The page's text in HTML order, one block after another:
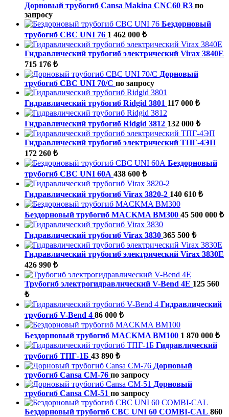
Дорновый трубогиб Cansa Makina CNC60 R3 по
запросу
Бездорновый
трубогиб CBC UNI 76 1 462 000 ₺
Гидравлический трубогиб электрический Virax 3840E
715 176 ₺
Дорновый
трубогиб CBC UNI 70/C по запросу
Гидравлический трубогиб Ridgid 3801 117 000 ₺
Гидравлический трубогиб Ridgid 3812 132 000 ₺
Гидравлический трубогиб электрический ТПГ-4ЭП
172 260 ₺
Бездорновый
трубогиб CBC UNI 60А 438 600 ₺
Гидравлический трубогиб Virax 3820-2 140 610 ₺
Бездорновый трубогиб MACKMA BM300 45 500 000 ₺
Гидравлический трубогиб Virax 3830 365 500 ₺
Гидравлический трубогиб электрический Virax 3830E
426 990 ₺
Трубогиб электрогидравлический V-Bend 4E 125 560
₺
Гидравлический
трубогиб V-Bend 4 86 000 ₺
Бездорновый трубогиб MACKMA BM100 1 870 000 ₺
Гидравлический
трубогиб ТПГ-1Б 43 890 ₺
Дорновый
трубогиб Cansa CM-76 по запросу
Дорновый
трубогиб Cansa CM-51 по запросу
Бездорновый трубогиб CBC UNI 60 COMBI-CAL 860